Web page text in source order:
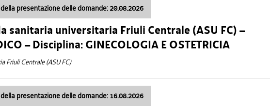
presentazione delle domande: 20.08.2026
sanitaria universitaria Friuli Centrale (ASU FC) –
– Disciplina: GINECOLOGIA E OSTETRICIA
Friuli Centrale (ASU FC)
presentazione delle domande: 16.08.2026